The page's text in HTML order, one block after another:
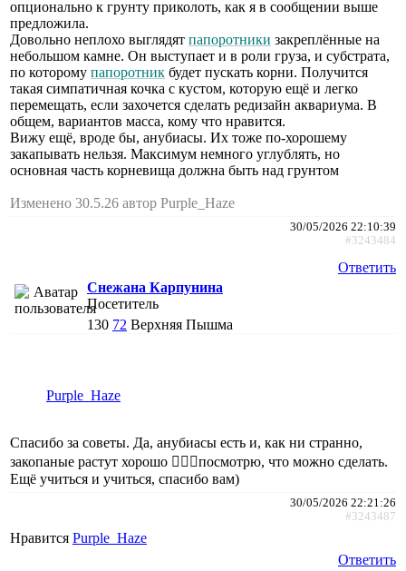
опционально к грунту приколоть, как я в сообщении выше
предложила.
Довольно неплохо выглядят папоротники закреплённые на
небольшом камне. Он выступает и в роли груза, и субстрата,
по которому папоротник будет пускать корни. Получится
такая симпатичная кочка с кустом, которую ещё и легко
перемещать, если захочется сделать редизайн аквариума. В
общем, вариантов масса, кому что нравится.
Вижу ещё, вроде бы, анубиасы. Их тоже по-хорошему
закапывать нельзя. Максимум немного углублять, но
основная часть корневища должна быть над грунтом
Изменено 30.5.26 автор Purple_Haze
30/05/2026 22:10:39
#3243484
Ответить
Снежана Карпунина
Посетитель
130 72 Верхняя Пышма
Purple_Haze
Спасибо за советы. Да, анубиасы есть и, как ни странно,
закопаные растут хорошо 🤷🏼‍♀️посмотрю, что можно сделать.
Ещё учиться и учиться, спасибо вам)
30/05/2026 22:21:26
#3243487
Нравится Purple_Haze
Ответить